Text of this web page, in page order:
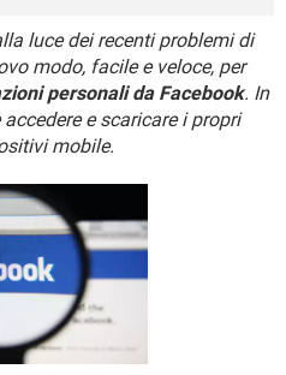
WHATSAPP
FACEBOOK
WINDOWS 10
WHATSAPP
FACEBOOK
GAMING
ANDROID
WINDOWS 10
WHATSAPP
FACEBOOK
luce dei recenti problemi di
modo, facile e veloce, per
personali da Facebook. In
e scaricare i propri
mobile.